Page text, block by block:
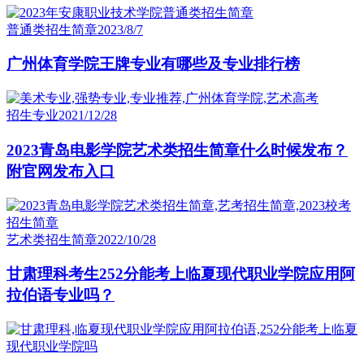
普通类招生简章2023/8/7
广州体育学院王牌专业有哪些及专业排行榜
招生专业2021/12/28
2023青岛电影学院艺术类招生简章什么时候发布？
附官网发布入口
艺术类招生简章2022/10/28
甘肃理科考生252分能考上临夏现代职业学院应用阿
拉伯语专业吗？